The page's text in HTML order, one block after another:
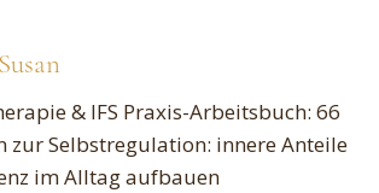
& IFS Praxis-Arbeitsbuch: 66
zur Selbstregulation: innere Anteile
im Alltag aufbauen